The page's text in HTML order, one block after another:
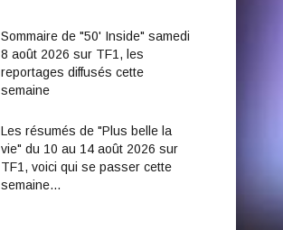
Sommaire de "50' Inside" samedi
8 août 2026 sur TF1, les
reportages diffusés cette
semaine
Les résumés de "Plus belle la
vie" du 10 au 14 août 2026 sur
TF1, voici qui se passer cette
semaine...